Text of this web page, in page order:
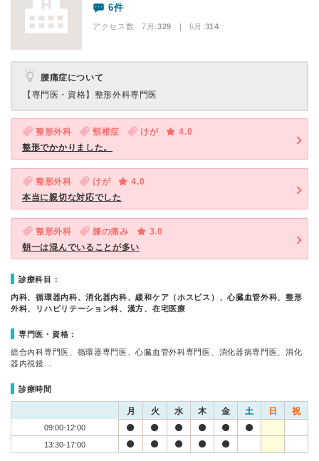
6件
アクセス数 7月:329 | 6月:314
腰痛症について
【専門医・資格】 整形外科専門医
整形外科 頸椎症 けが
4.0
整形でかかりました。
整形外科 けが
4.0
本当に親切な対応でした
整形外科 膝の痛み
3.0
朝一は混んでいることが多い
診療科目：
内科、循環器内科、消化器内科、緩和ケア（ホスピス）、心臓血管外科、整形
外科、リハビリテーション科、漢方、在宅医療
専門医・資格：
総合内科専門医、循環器専門医、心臓血管外科専門医、消化器病専門医、消化
器内視鏡…
診療時間
月 火 水 木 金 土 日 祝
09:00-12:00
13:30-17:00